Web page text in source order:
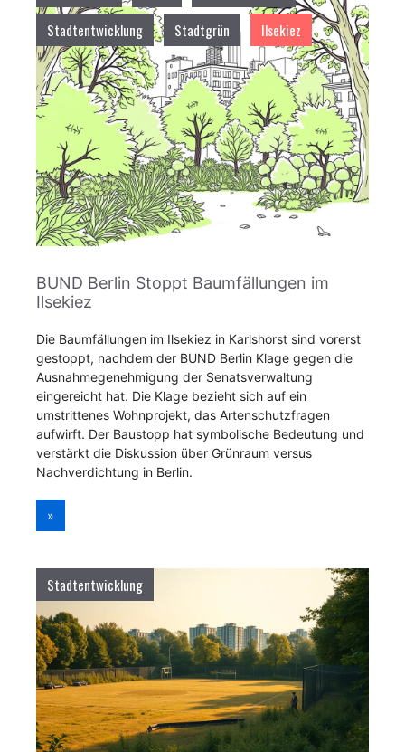
Stadtentwicklung
Stadtgrün Ilsekiez
BUND Berlin Stoppt Baumfällungen im
Ilsekiez
Die Baumfällungen im Ilsekiez in Karlshorst sind vorerst
gestoppt, nachdem der BUND Berlin Klage gegen die
Ausnahmegenehmigung der Senatsverwaltung
eingereicht hat. Die Klage bezieht sich auf ein
umstrittenes Wohnprojekt, das Artenschutzfragen
aufwirft. Der Baustopp hat symbolische Bedeutung und
verstärkt die Diskussion über Grünraum versus
Nachverdichtung in Berlin.
»
Stadtentwicklung